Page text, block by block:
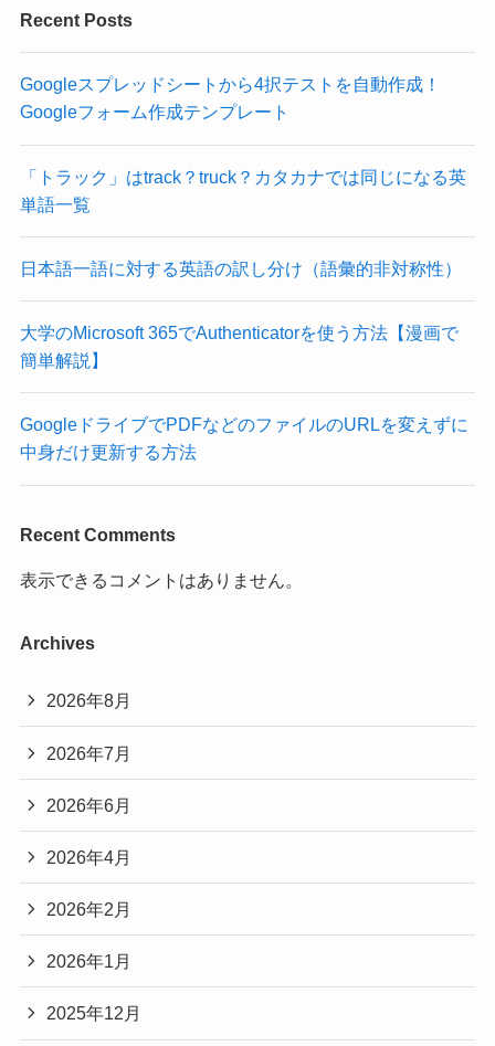
Recent Posts
Googleスプレッドシートから4択テストを自動作成！
Googleフォーム作成テンプレート
「トラック」はtrack？truck？カタカナでは同じになる英
単語一覧
日本語一語に対する英語の訳し分け（語彙的非対称性）
大学のMicrosoft 365でAuthenticatorを使う方法【漫画で
簡単解説】
GoogleドライブでPDFなどのファイルのURLを変えずに
中身だけ更新する方法
Recent Comments
表示できるコメントはありません。
Archives
2026年8月
2026年7月
2026年6月
2026年4月
2026年2月
2026年1月
2025年12月